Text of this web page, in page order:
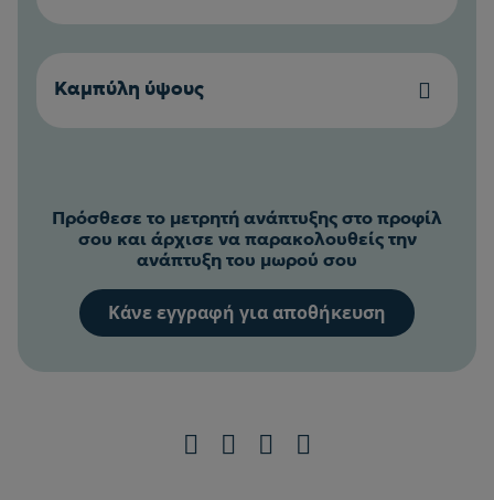
24950 70
Καμπύλη ύψους
Πρόσθεσε το μετρητή ανάπτυξης στο προφίλ
σου και άρχισε να παρακολουθείς την
ανάπτυξη του μωρού σου
Κάνε εγγραφή για αποθήκευση